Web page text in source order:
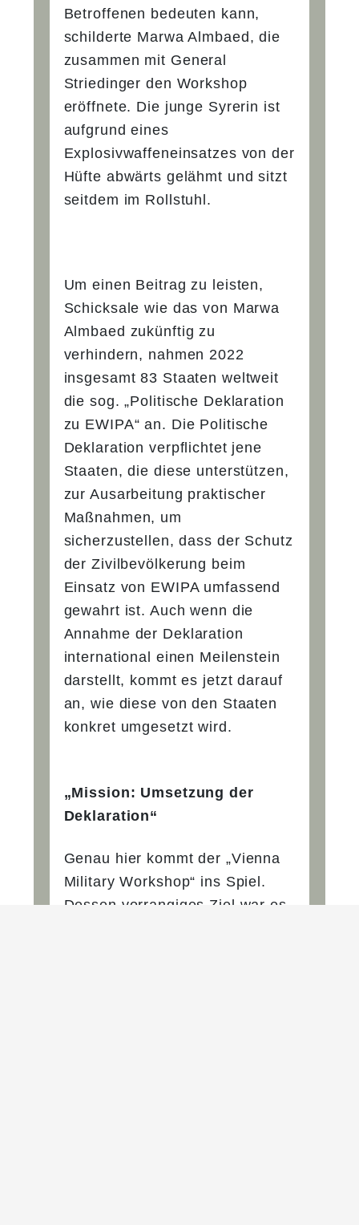
Betroffenen bedeuten kann,
schilderte Marwa Almbaed, die
zusammen mit General
Striedinger den Workshop
eröffnete. Die junge Syrerin ist
aufgrund eines
Explosivwaffeneinsatzes von der
Hüfte abwärts gelähmt und sitzt
seitdem im Rollstuhl.
Um einen Beitrag zu leisten,
Schicksale wie das von Marwa
Almbaed zukünftig zu
verhindern, nahmen 2022
insgesamt 83 Staaten weltweit
die sog. „Politische Deklaration
zu EWIPA“ an. Die Politische
Deklaration verpflichtet jene
Staaten, die diese unterstützen,
zur Ausarbeitung praktischer
Maßnahmen, um
sicherzustellen, dass der Schutz
der Zivilbevölkerung beim
Einsatz von EWIPA umfassend
gewahrt ist. Auch wenn die
Annahme der Deklaration
international einen Meilenstein
darstellt, kommt es jetzt darauf
an, wie diese von den Staaten
konkret umgesetzt wird.
„Mission: Umsetzung der
Deklaration“
Genau hier kommt der „Vienna
Military Workshop“ ins Spiel.
Dessen vorrangiges Ziel war es